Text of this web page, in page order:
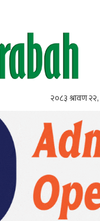
२०८३ श्रावण २२,